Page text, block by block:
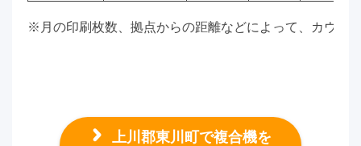
※月の印刷枚数、拠点からの距離などによって、カウン
上川郡東川町で複合機を